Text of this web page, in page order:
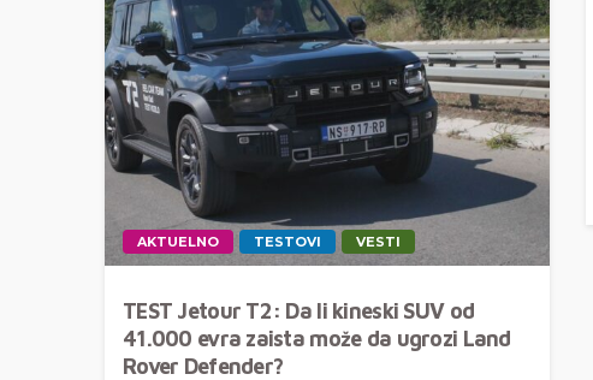
AKTUELNO TESTOVI VESTI
TEST Jetour T2: Da li kineski SUV od
41.000 evra zaista može da ugrozi Land
Rover Defender?